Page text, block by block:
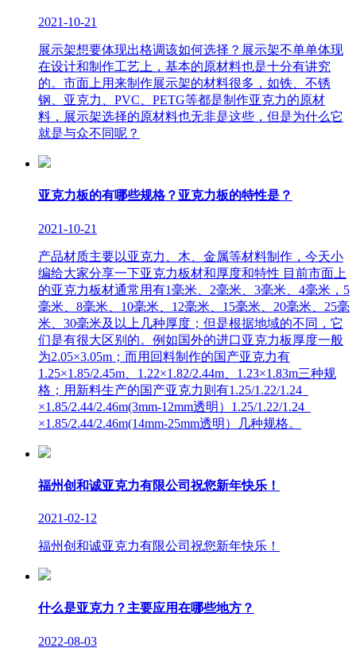
2021-10-21
展示架想要体现出格调该如何选择？展示架不单单体现
在设计和制作工艺上，基本的原材料也是十分有讲究
的。市面上用来制作展示架的材料很多，如铁、不锈
钢、亚克力、PVC、PETG等都是制作亚克力的原材
料，展示架选择的原材料也无非是这些，但是为什么它
就是与众不同呢？
亚克力板的有哪些规格？亚克力板的特性是？
2021-10-21
产品材质主要以亚克力、木、金属等材料制作，今天小
编给大家分享一下亚克力板材和厚度和特性 目前市面上
的亚克力板材通常用有1毫米、2毫米、3毫米、4毫米，5
毫米、8毫米、10毫米、12毫米、15毫米、20毫米、25毫
米、30毫米及以上几种厚度；但是根据地域的不同，它
们是有很大区别的。例如国外的进口亚克力板厚度一般
为2.05×3.05m；而用回料制作的国产亚克力有
1.25×1.85/2.45m、1.22×1.82/2.44m、1.23×1.83m三种规
格；用新料生产的国产亚克力则有1.25/1.22/1.24
×1.85/2.44/2.46m(3mm-12mm透明）1.25/1.22/1.24
×1.85/2.44/2.46m(14mm-25mm透明）几种规格。
福州创和诚亚克力有限公司祝您新年快乐！
2021-02-12
福州创和诚亚克力有限公司祝您新年快乐！
什么是亚克力？主要应用在哪些地方？
2022-08-03